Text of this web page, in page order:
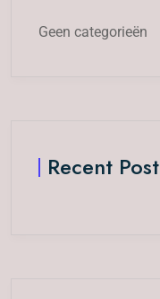
Geen categorieën
Recent Post